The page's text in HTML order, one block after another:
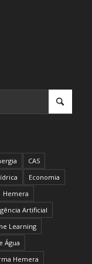
CAS
Economia
Hemera
Artificial
Learning
Água
Hemera